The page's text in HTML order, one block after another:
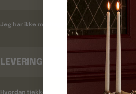
Jeg har ikke modtaget en ordrebekræftelse ?
LEVERINGSTID
Hvordan tjekker jeg leveringstid ?